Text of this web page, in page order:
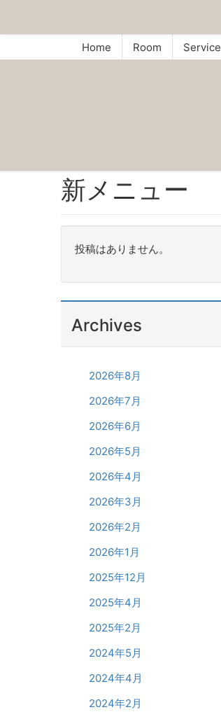
Home Room Service
新メニュー
投稿はありません。
Archives
2026年8月
2026年7月
2026年6月
2026年5月
2026年4月
2026年3月
2026年2月
2026年1月
2025年12月
2025年4月
2025年2月
2024年5月
2024年4月
2024年2月